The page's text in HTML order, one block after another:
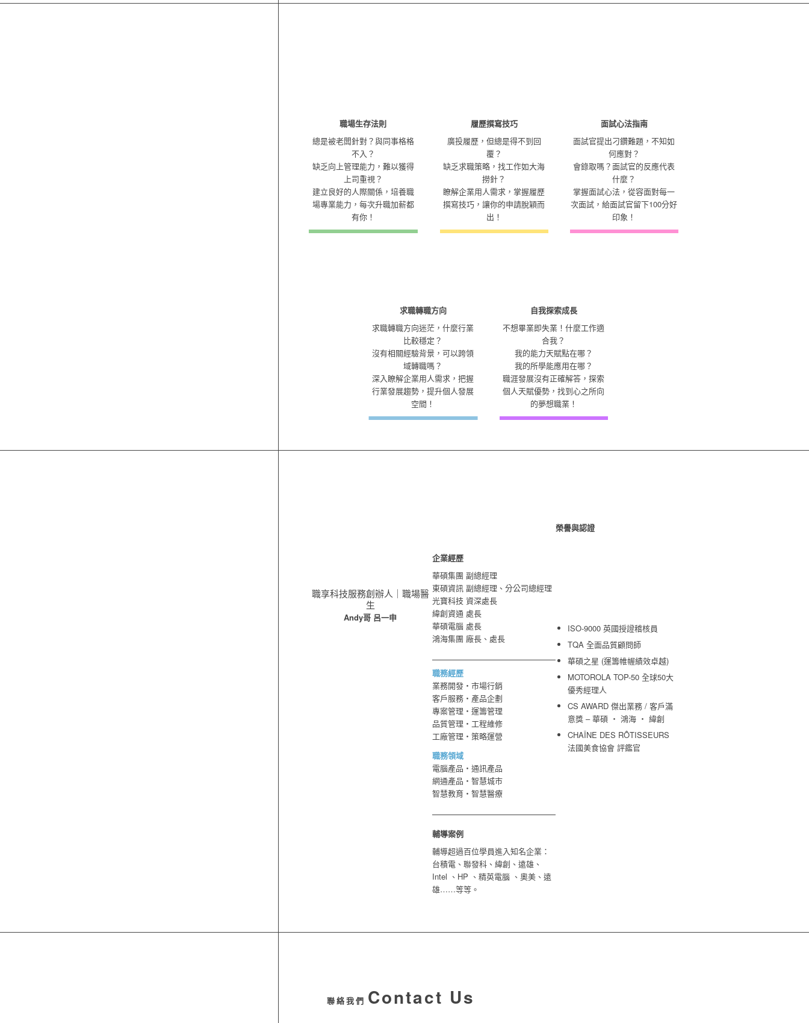
職場生存法則
總是被老闆針對？與同事格格
不入？
缺乏向上管理能力，難以獲得
上司重視？
建立良好的人際關係，培養職
場專業能力，每次升職加薪都
有你！
履歷撰寫技巧
廣投履歷，但總是得不到回
覆？
缺乏求職策略，找工作如大海
撈針？
瞭解企業用人需求，掌握履歷
撰寫技巧，讓你的申請脫穎而
出！
面試心法指南
面試官提出刁鑽難題，不知如
何應對？
會錄取嗎？面試官的反應代表
什麼？
掌握面試心法，從容面對每一
次面試，給面試官留下100分好
印象！
求職轉職方向
求職轉職方向迷茫，什麼行業
比較穩定？
沒有相關經驗背景，可以跨領
域轉職嗎？
深入瞭解企業用人需求，把握
行業發展趨勢，提升個人發展
空間！
自我探索成長
不想畢業即失業！什麼工作適
合我？
我的能力天賦點在哪？
我的所學能應用在哪？
職涯發展沒有正確解答，探索
個人天賦優勢，找到心之所向
的夢想職業！
職享科技服務創辦人｜職場醫
生
Andy哥 呂一申
企業經歷
華碩集團 副總經理
東碩資訊 副總經理、分公司總經理
光寶科技 資深處長
緯創資通 處長
華碩電腦 處長
鴻海集團 廠長、處長
職務經歷
業務開發・市場行銷
客戶服務・產品企劃
專案管理・運籌管理
品質管理・工程維修
工廠管理・策略運營
職務領域
電腦產品・通訊產品
網通產品・智慧城市
智慧教育・智慧醫療
輔導案例
輔導超過百位學員進入知名企業：
台積電、聯發科、緯創、遠雄、
Intel 、HP 、精英電腦 、奧美、遠
雄……等等。
榮譽與認證
ISO-9000 英國授證稽核員
TQA 全面品質顧問師
華碩之星 (運籌帷幄績效卓越)
MOTOROLA TOP-50 全球50大
優秀經理人
CS AWARD 傑出業務 / 客戶滿
意獎 – 華碩 ・ 鴻海 ・ 緯創
CHAÎNE DES RÔTISSEURS
法國美食協會 評鑑官
聯絡我們 Contact Us